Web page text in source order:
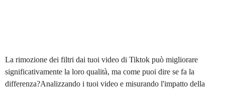
La rimozione dei filtri dai tuoi video di Tiktok può migliorare
significativamente la loro qualità, ma come puoi dire se fa la
differenza?Analizzando i tuoi video e misurando l'impatto della